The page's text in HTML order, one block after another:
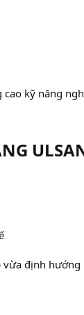
kỹ năng
định